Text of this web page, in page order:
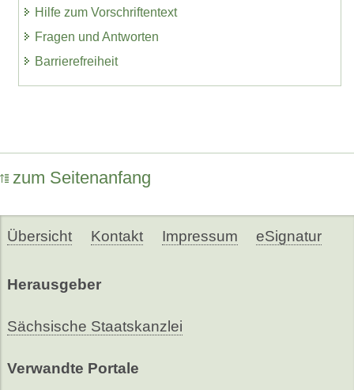
Hilfe zum Vorschriftentext
Fragen und Antworten
Barrierefreiheit
zum Seitenanfang
Übersicht Kontakt Impressum eSignatur
Herausgeber
Sächsische Staatskanzlei
Verwandte Portale